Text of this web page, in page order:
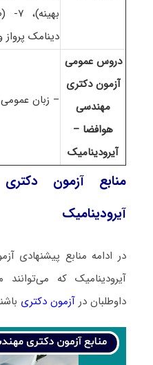
دینامک
دروس عمومی
آزمون دکتری
مهندسی
هوافضا –
آیرودینامیک
– زبان
منابع آزمون
آیرودینامیک
در ادامه منابع پیشنهادی
آیرودینامیک که
داوطلبان در آزمون دکتری